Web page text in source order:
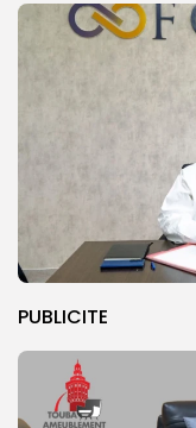
PUBLICITE